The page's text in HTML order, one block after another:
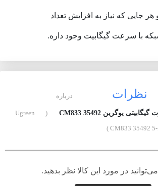
هر جایی که نیاز به افزایش تعداد
با سرعت گیگابیت وجود داره.
نظرات درباره
( Ugreen
CM833 35492 5-
در مورد این کالا نظر بدهید.